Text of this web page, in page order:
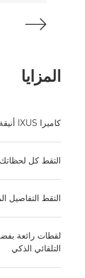
المزايا
كاميرا IXUS أنيقة, وبسيطة, وقليلة السُمك للغاية يسهل حملها
التقط كل لحظاتك
التقط التفاصيل المذهلة
لقطات رائعة
التلقائي الذكي